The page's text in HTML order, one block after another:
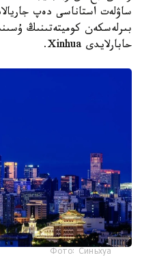
ساۋلەت استاناسى دەپ
بىرلەسكەن كوميتەتىنىڭ
حابارلايدى Xinhua.
Фото: Синьхуа